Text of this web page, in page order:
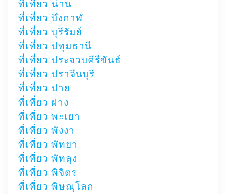
ที่เที่ยว น่าน
ที่เที่ยว บึงกาฬ
ที่เที่ยว บุรีรัมย์
ที่เที่ยว ปทุมธานี
ที่เที่ยว ประจวบคีรีขันธ์
ที่เที่ยว ปราจีนบุรี
ที่เที่ยว ปาย
ที่เที่ยว ฝาง
ที่เที่ยว พะเยา
ที่เที่ยว พังงา
ที่เที่ยว พัทยา
ที่เที่ยว พัทลุง
ที่เที่ยว พิจิตร
ที่เที่ยว พิษณุโลก